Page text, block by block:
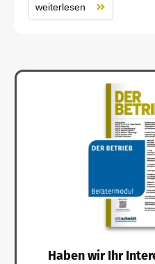
weiterlesen
Haben wir Ihr